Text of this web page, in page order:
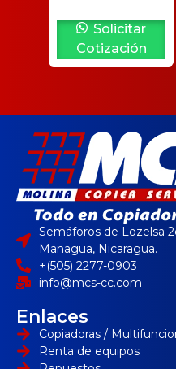
Solicitar
Cotización
Semáforos de Lozelsa
Managua, Nicaragua.
+(505) 2277-0903
info@mcs-cc.com
Enlaces
Copiadoras /
Renta de equipos